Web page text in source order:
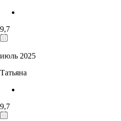
9,7
июль 2025
Татьяна
9,7